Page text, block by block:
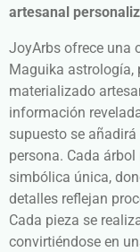
artesanal
JoyArbs ofrece una
Maguika astrología,
materializado
información
supuesto se
persona. Cada
simbólica única,
detalles reflejan
Cada pieza se
convirtiéndose en